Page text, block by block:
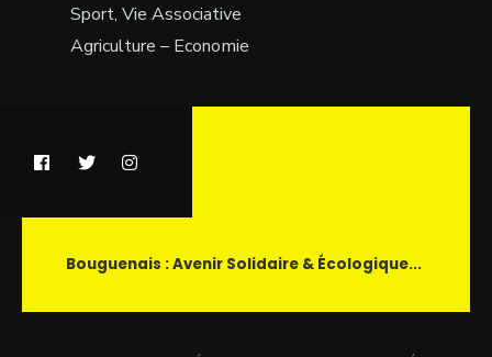
Sport, Vie Associative
Agriculture – Economie
Bouguenais : Avenir Solidaire & Écologique...